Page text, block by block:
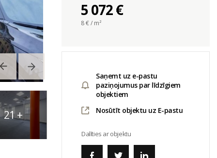
21+
5 072 €
8€ / m²
Saņemt uz e-pastu
paziņojumus par līdzīgiem
objektiem
Nosūtīt objektu uz E-pastu
Dalīties ar objektu